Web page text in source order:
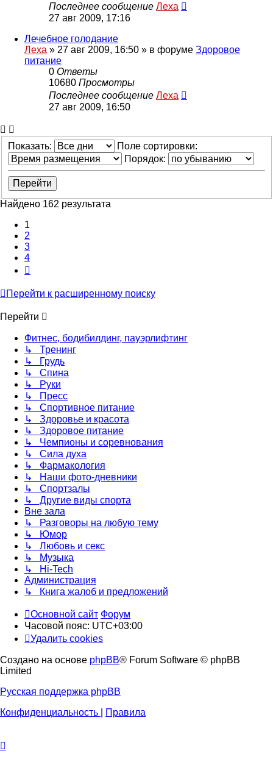
Последнее сообщение Леха
27 авг 2009, 17:16
Лечебное голодание
Леха » 27 авг 2009, 16:50 » в форуме Здоровое
питание
0 Ответы
10680 Просмотры
Последнее сообщение Леха
27 авг 2009, 16:50
Показать:
Поле сортировки:
Порядок:
Найдено 162 результата
1
2
3
4
Перейти к расширенному поиску
Перейти
Фитнес, бодибилдинг, пауэрлифтинг
↳ Тренинг
↳ Грудь
↳ Спина
↳ Руки
↳ Пресс
↳ Спортивное питание
↳ Здоровье и красота
↳ Здоровое питание
↳ Чемпионы и соревнования
↳ Сила духа
↳ Фармакология
↳ Наши фото-дневники
↳ Спортзалы
↳ Другие виды спорта
Вне зала
↳ Разговоры на любую тему
↳ Юмор
↳ Любовь и секс
↳ Музыка
↳ Hi-Tech
Администрация
↳ Книга жалоб и предложений
Основной сайт Форум
Часовой пояс: UTC+03:00
Удалить cookies
Создано на основе phpBB® Forum Software © phpBB
Limited
Русская поддержка phpBB
Конфиденциальность
Правила